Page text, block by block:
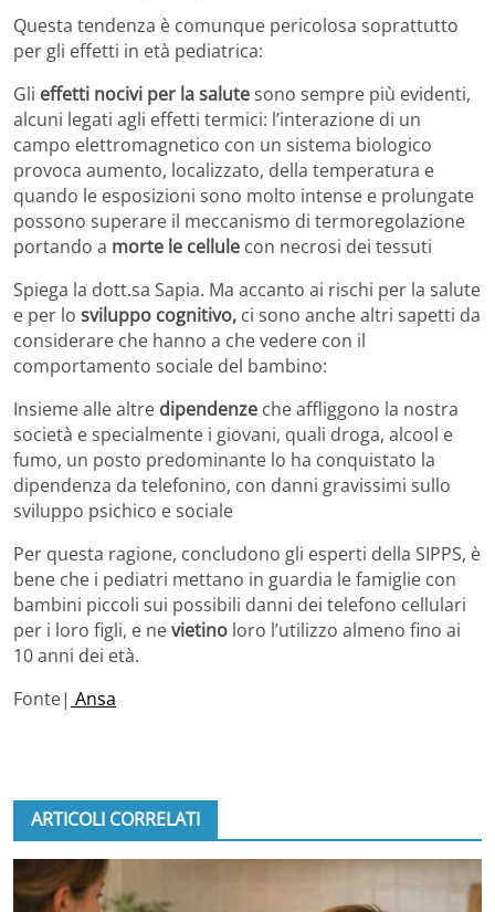
Questa tendenza è comunque pericolosa soprattutto
per gli effetti in età pediatrica:
Gli effetti nocivi per la salutesono sempre più evidenti,
alcuni legati agli effetti termici: l’interazione di un
campo elettromagnetico con un sistema biologico
provoca aumento, localizzato, della temperatura e
quando le esposizioni sono molto intense e prolungate
possono superare il meccanismo di termoregolazione
portando a morte le cellule con necrosi dei tessuti
Spiega la dott.sa Sapia. Ma accanto ai rischi per la salute
e per lo sviluppo cognitivo, ci sono anche altri sapetti da
considerare che hanno a che vedere con il
comportamento sociale del bambino:
Insieme alle altre dipendenze che affliggono la nostra
società e specialmente i giovani, quali droga, alcool e
fumo, un posto predominante lo ha conquistato la
dipendenza da telefonino, con danni gravissimi sullo
sviluppo psichico e sociale
Per questa ragione, concludono gli esperti della SIPPS, è
bene che i pediatri mettano in guardia le famiglie con
bambini piccoli sui possibili danni dei telefono cellulari
per i loro figli, e nevietino loro l’utilizzo almeno fino ai
10 anni dei età.
Fonte| Ansa
ARTICOLI CORRELATI